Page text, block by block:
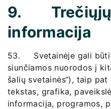
9. Trečiųjų
informacija
53. Svetainėje gali būti
siunčiamos nuorodos į
šalių svetainės“), taip
tekstas, grafika,
informacija, programos,